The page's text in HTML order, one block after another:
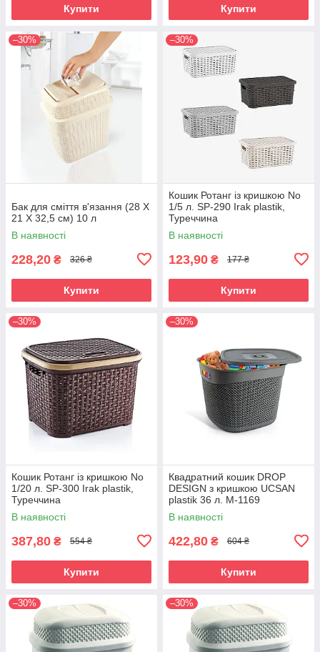
Купити Купити
–30%
Бак для сміття в'язання (28 X
21 X 32,5 см) 10 л
В наявності
228,20 ₴ 326 ₴
Купити
–30%
Кошик Ротанг із кришкою No
1/5 л. SP-290 Irak plastik,
Туреччина
В наявності
123,90 ₴ 177 ₴
Купити
–30%
Кошик Ротанг із кришкою No
1/20 л. SP-300 Irak plastik,
Туреччина
В наявності
387,80 ₴ 554 ₴
Купити
–30%
Квадратний кошик DROP
DESIGN з кришкою UCSAN
plastik 36 л. M-1169
В наявності
422,80 ₴ 604 ₴
Купити
–30% –30%